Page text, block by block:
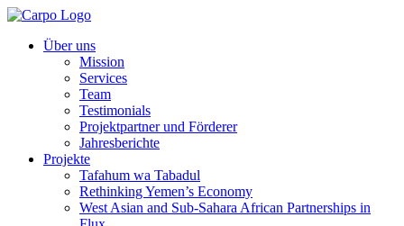
Über uns
Mission
Services
Team
Testimonials
Projektpartner und Förderer
Jahresberichte
Projekte
Tafahum wa Tabadul
Rethinking Yemen’s Economy
West Asian and Sub-Sahara African Partnerships in